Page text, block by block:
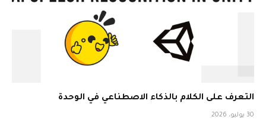
التعرف على الكلام بالذكاء الاصطناعي في الوحدة
30 يوليو، 2026